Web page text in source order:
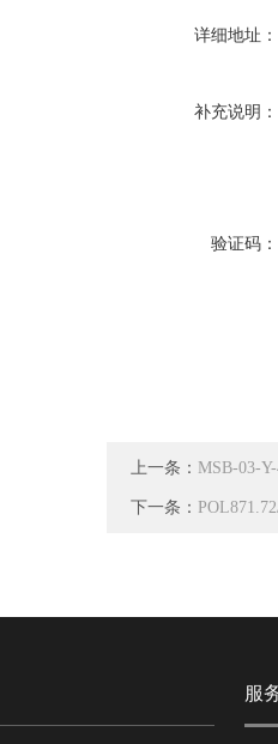
详细地址：
补充说明：
验证码：
上一条： MSB-03-
下一条：
服